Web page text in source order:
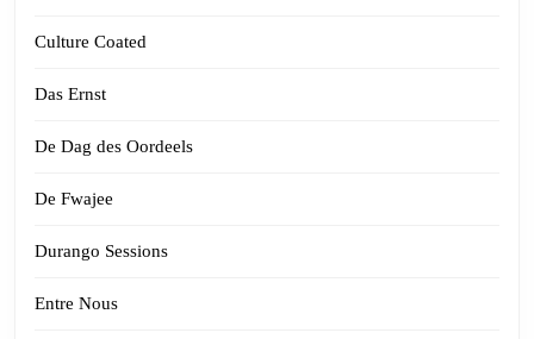
Culture Coated
Das Ernst
De Dag des Oordeels
De Fwajee
Durango Sessions
Entre Nous